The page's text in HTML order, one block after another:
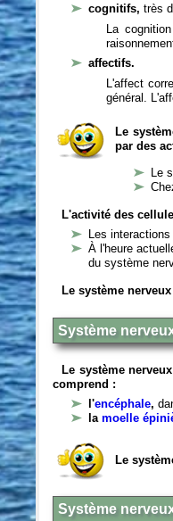
cognitifs,très
La
affectifs.
L'affect
général.
Le
par des
Le
L'activité des
Les
À l'heure
du système
Le système
Système
Le système
comprend :
l'encéphale,
lamoelle
Le
Système